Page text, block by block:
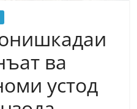
ва
устод